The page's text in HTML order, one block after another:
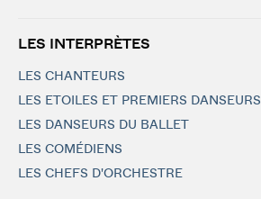
LES INTERPRÈTES
LES CHANTEURS
LES ETOILES ET PREMIERS DANSEURS
LES DANSEURS DU BALLET
LES COMÉDIENS
LES CHEFS D'ORCHESTRE